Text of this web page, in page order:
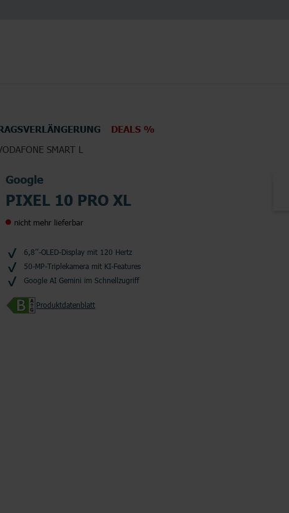
DEALS %
SMART L
Google
PIXEL 10 PRO XL
nicht mehr lieferbar
6,8’’-OLED-Display mit 120 Hertz
50-MP-Triplekamera mit KI-Features
Google AI Gemini im Schnellzugriff
Produktdatenblatt